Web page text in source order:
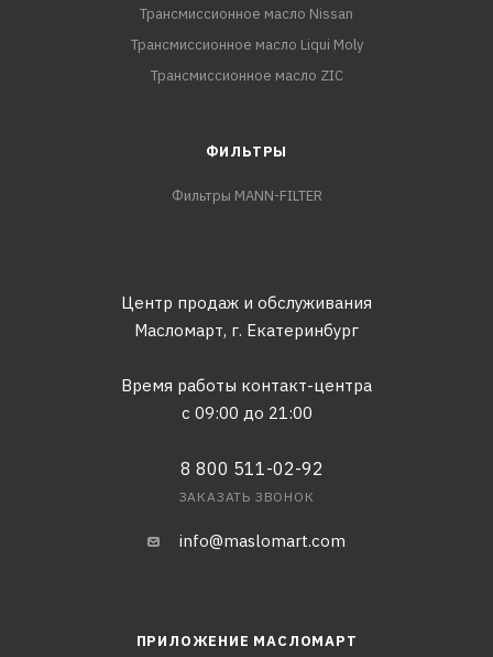
Трансмиссионное масло Nissan
Трансмиссионное масло Liqui Moly
Трансмиссионное масло ZIC
ФИЛЬТРЫ
Фильтры MANN-FILTER
Центр продаж и обслуживания
Масломарт, г. Екатеринбург
Время работы контакт-центра
с 09:00 до 21:00
8 800 511-02-92
ЗАКАЗАТЬ ЗВОНОК
info@maslomart.com
ПРИЛОЖЕНИЕ МАСЛОМАРТ